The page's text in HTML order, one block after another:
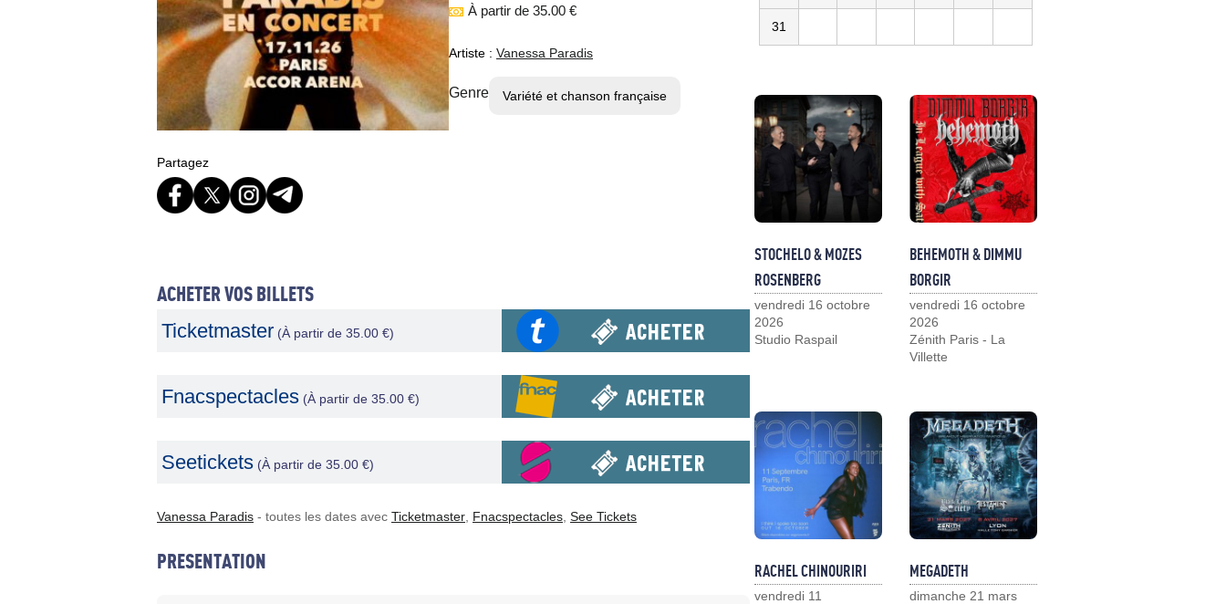
À partir de 35.00 €
Artiste : Vanessa Paradis
Genre Variété et chanson française
Partagez
ACHETER VOS BILLETS
Ticketmaster (À partir de 35.00 €)
Fnacspectacles (À partir de 35.00 €)
Seetickets (À partir de 35.00 €)
Vanessa Paradis - toutes les dates avec Ticketmaster Fnacspectacles See Tickets
PRESENTATION
31
STOCHELO & MOZES
ROSENBERG
vendredi 16 octobre
2026
Studio Raspail
BEHEMOTH & DIMMU
BORGIR
vendredi 16 octobre
2026
Zénith Paris - La
Villette
RACHEL CHINOURIRI
vendredi 11
MEGADETH
dimanche 21 mars